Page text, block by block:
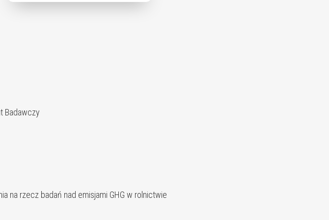
Badawczy
na rzecz badań nad emisjami GHG w rolnictwie